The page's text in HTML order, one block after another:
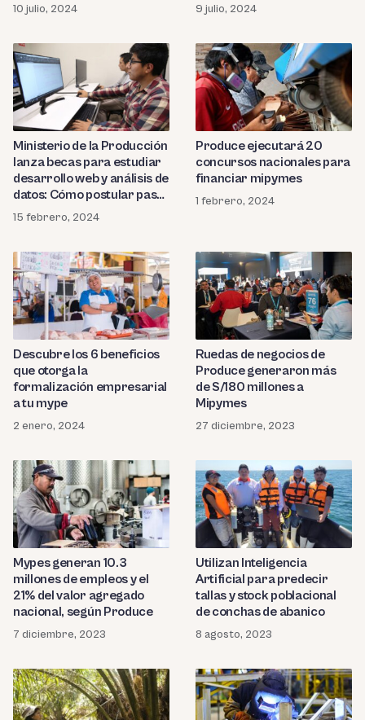
10 julio, 2024 9 julio, 2024
Ministerio de la Producción
lanza becas para estudiar
desarrollo web y análisis de
datos: Cómo postular paso
a paso
15 febrero, 2024
Produce ejecutará 20
concursos nacionales para
financiar mipymes
1 febrero, 2024
Descubre los 6 beneficios
que otorga la
formalización empresarial
a tu mype
2 enero, 2024
Ruedas de negocios de
Produce generaron más
de S/180 millones a
Mipymes
27 diciembre, 2023
Mypes generan 10.3
millones de empleos y el
21% del valor agregado
nacional, según Produce
7 diciembre, 2023
Utilizan Inteligencia
Artificial para predecir
tallas y stock poblacional
de conchas de abanico
8 agosto, 2023